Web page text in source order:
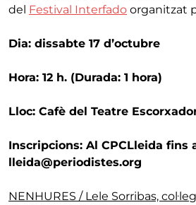
del Festival Interfado organitzat
Dia: dissabte 17 d’octubre
Hora: 12 h. (Durada: 1 hora)
Lloc: Cafè del Teatre
Inscripcions: Al CPCLleida fins
lleida@periodistes.org
NENHURES / Lele Sorribas,